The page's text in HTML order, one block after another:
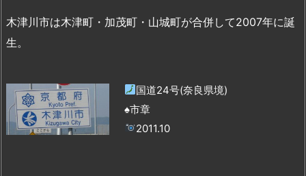
木津川市は木津町・加茂町・山城町が合併して2007年に誕
生。
国道24号(奈良県境)
♠市章
2011.10